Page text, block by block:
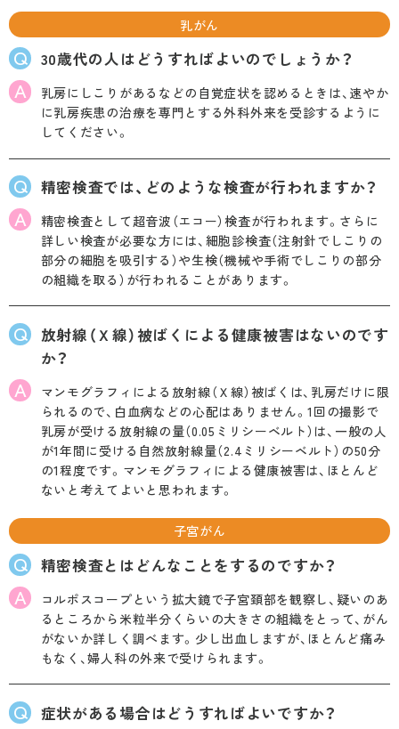
乳がん
Q 30歳代の人はどうすればよいのでしょうか？
A
乳房にしこりがあるなどの自覚症状を認めるときは、速やか
に乳房疾患の治療を専門とする外科外来を受診するように
してください。
Q 精密検査では、どのような検査が行われますか？
A
精密検査として超音波（エコー）検査が行われます。さらに
詳しい検査が必要な方には、細胞診検査（注射針でしこりの
部分の細胞を吸引する）や生検（機械や手術でしこりの部分
の組織を取る）が行われることがあります。
Q
放射線（Ｘ線）被ばくによる健康被害はないのです
か？
A
マンモグラフィによる放射線（Ｘ線）被ばくは、乳房だけに限
られるので、白血病などの心配はありません。1回の撮影で
乳房が受ける放射線の量（0.05ミリシーベルト）は、一般の人
が1年間に受ける自然放射線量（2.4ミリシーベルト）の50分
の1程度です。マンモグラフィによる健康被害は、ほとんど
ないと考えてよいと思われます。
子宮がん
Q 精密検査とはどんなことをするのですか？
A
コルポスコープという拡大鏡で子宮頚部を観察し、疑いのあ
るところから米粒半分くらいの大きさの組織をとって、がん
がないか詳しく調べます。少し出血しますが、ほとんど痛み
もなく、婦人科の外来で受けられます。
Q 症状がある場合はどうすればよいですか？